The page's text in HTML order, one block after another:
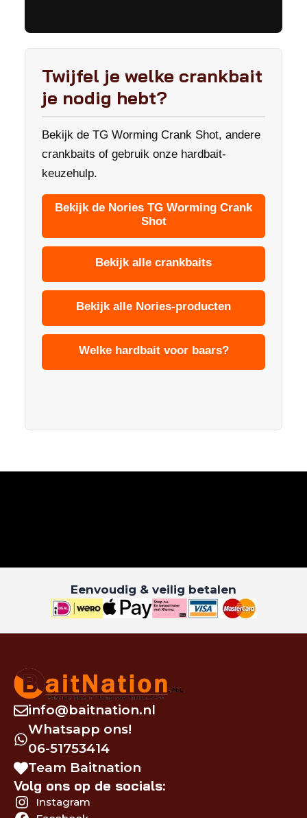
Twijfel je welke crankbait
je nodig hebt?
Bekijk de TG Worming Crank Shot, andere
crankbaits of gebruik onze hardbait-
keuzehulp.
Bekijk de Nories TG Worming Crank
Shot
Bekijk alle crankbaits
Bekijk alle Nories-producten
Welke hardbait voor baars?
Eenvoudig & veilig betalen
info@baitnation.nl
Whatsapp ons!
06-51753414
Team Baitnation
Volg ons op de socials:
Instagram